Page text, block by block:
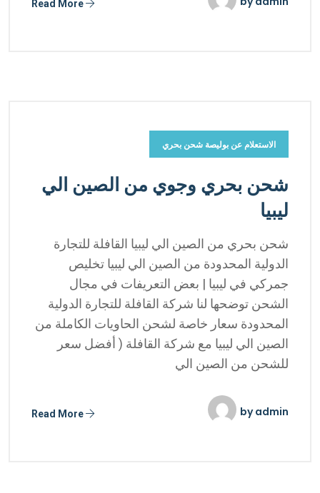
الاستعلام عن بوليصة شحن بحري
شحن بحري وجوي من الصين الي
ليبيا
شحن بحري من الصين الي ليبيا القافلة للتجارة
الدولية المحدودة من الصين الي ليبيا تخليص
جمركي في ليبيا | بعض التعريفات في مجال
الشحن توضحها لنا شركة القافلة للتجارة الدولية
المحدودة سعار خاصة لشحن الحاويات الكاملة من
الصين الي ليبيا مع شركة القافلة ( أفضل سعر
للشحن من الصين الي
byadmin